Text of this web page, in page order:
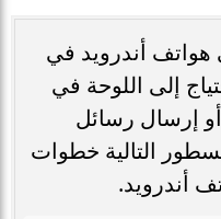
أندرويد في
إلى اللوحة في
أو إرسال رسائل
التالية خطوات
أندرويد.